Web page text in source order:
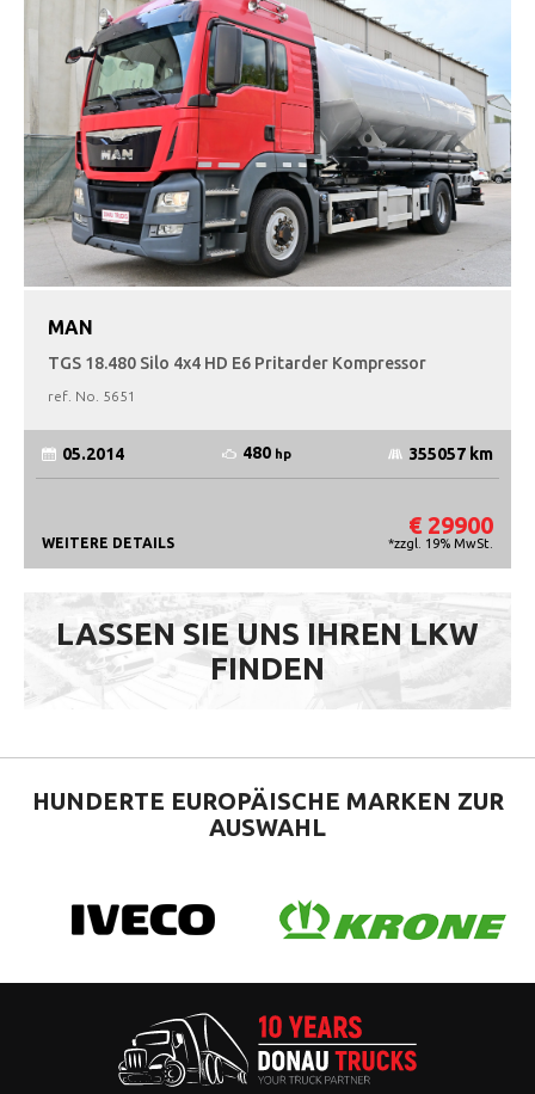
MAN
TGS 18.480 Silo 4x4 HD E6 Pritarder Kompressor
ref. No. 5651
05.2014 480 hp 355057 km
WEITERE DETAILS
€ 29900
*zzgl. 19% MwSt.
LASSEN SIE UNS IHREN LKW
FINDEN
HUNDERTE EUROPÄISCHE MARKEN ZUR
AUSWAHL